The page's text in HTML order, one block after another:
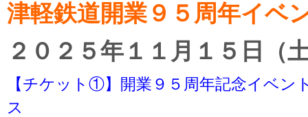
津軽鉄道開業９５周年イベ
２０２５年１１月１５日（
【チケット①】開業９５周年記念イベン
ス